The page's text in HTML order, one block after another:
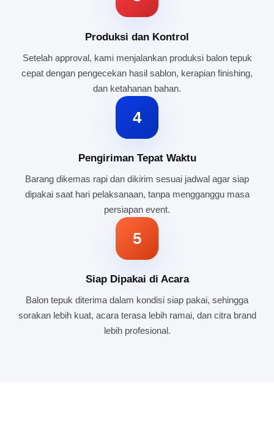
Produksi dan Kontrol
Setelah approval, kami menjalankan produksi balon tepuk
cepat dengan pengecekan hasil sablon, kerapian finishing,
dan ketahanan bahan.
4
Pengiriman Tepat Waktu
Barang dikemas rapi dan dikirim sesuai jadwal agar siap
dipakai saat hari pelaksanaan, tanpa mengganggu masa
persiapan event.
5
Siap Dipakai di Acara
Balon tepuk diterima dalam kondisi siap pakai, sehingga
sorakan lebih kuat, acara terasa lebih ramai, dan citra brand
lebih profesional.